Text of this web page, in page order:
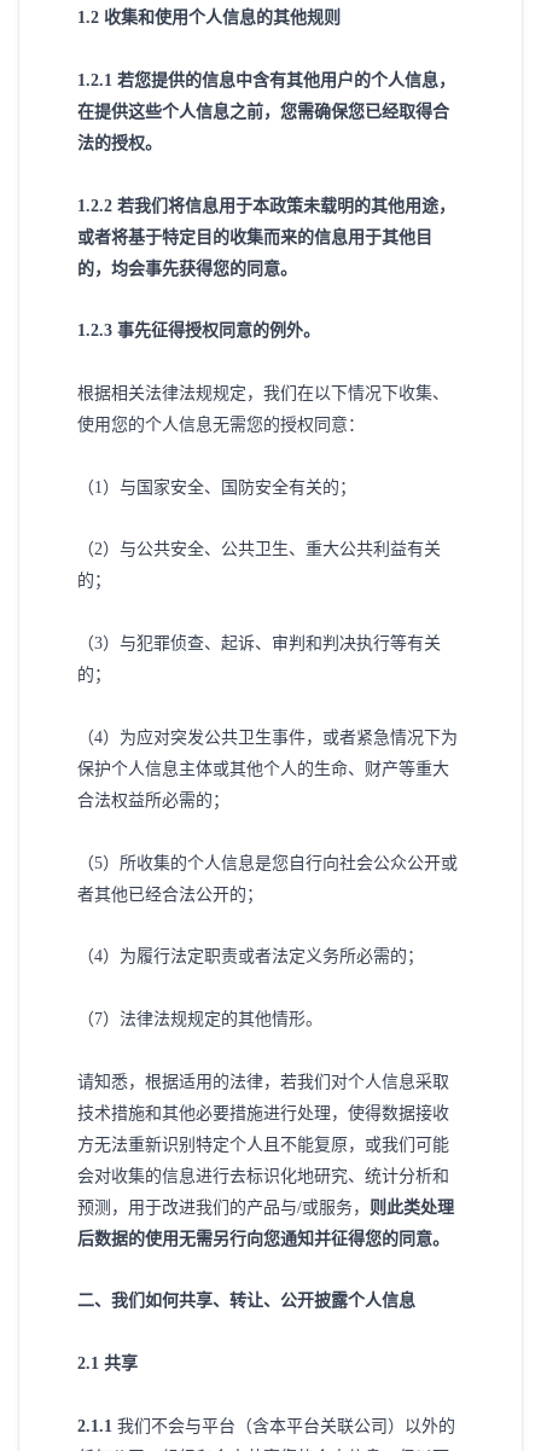
1.2 收集和使用个人信息的其他规则
1 .2.1 若您提供的信息中含有其他用户的个人信息，
在提供这些个人信息之前，您需确保您已经取得合
法的授权。
1.2.2 若我们将信息用于本政策未载明的其他用途，
或者将基于特定目的收集而来的信息用于其他目
的，均会事先获得您的同意。
1.2.3 事先征得授权同意的例外。
根据相关法律法规规定，我们在以下情况下收集、
使用您的个人信息无需您的授权同意：
（1）与国家安全、国防安全有关的；
（2）与公共安全、公共卫生、重大公共利益有关
的；
（3）与犯罪侦查、起诉、审判和判决执行等有关
的；
（4）为应对突发公共卫生事件，或者紧急情况下为
保护个人信息主体或其他个人的生命、财产等重大
合法权益所必需的；
（5）所收集的个人信息是您自行向社会公众公开或
者其他已经合法公开的；
（4）为履行法定职责或者法定义务所必需的；
（7）法律法规规定的其他情形。
请知悉，根据适用的法律，若我们对个人信息采取
技术措施和其他必要措施进行处理，使得数据接收
方无法重新识别特定个人且不能复原，或我们可能
会对收集的信息进行去标识化地研究、统计分析和
预测，用于改进我们的产品与/或服务， 则此类处理
后数据的使用无需另行向您通知并征得您的同意。
二、我们如何共享、转让、公开披露个人信息
2.1 共享
2.1.1 我们不会与平台（含本平台关联公司）以外的